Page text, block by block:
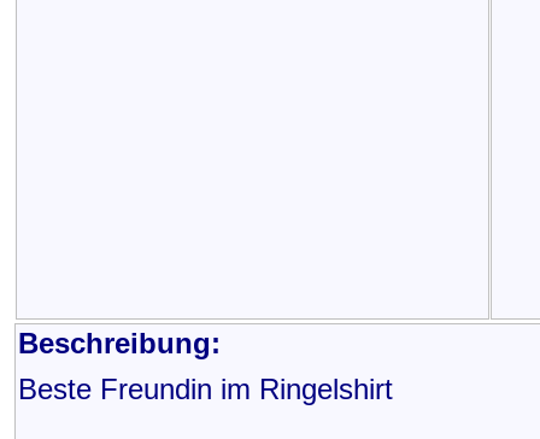
Beschreibung:
Beste Freundin im Ringelshirt